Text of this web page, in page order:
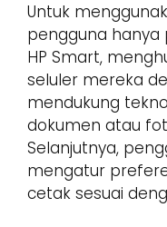
Untuk
pengguna hanya
HP Smart,
seluler mereka
mendukung
dokumen atau
Selanjutnya,
mengatur
cetak sesuai